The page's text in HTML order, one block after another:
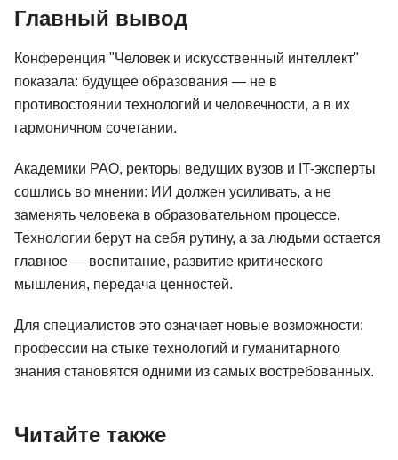
Главный вывод
Конференция "Человек и искусственный интеллект"
показала: будущее образования — не в
противостоянии технологий и человечности, а в их
гармоничном сочетании.
Академики РАО, ректоры ведущих вузов и IT-эксперты
сошлись во мнении: ИИ должен усиливать, а не
заменять человека в образовательном процессе.
Технологии берут на себя рутину, а за людьми остается
главное — воспитание, развитие критического
мышления, передача ценностей.
Для специалистов это означает новые возможности:
профессии на стыке технологий и гуманитарного
знания становятся одними из самых востребованных.
Читайте также